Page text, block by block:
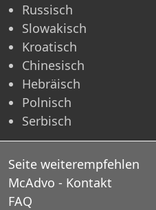
Russisch
Slowakisch
Kroatisch
Chinesisch
Hebräisch
Polnisch
Serbisch
Seite weiterempfehlen
McAdvo - Kontakt
FAQ